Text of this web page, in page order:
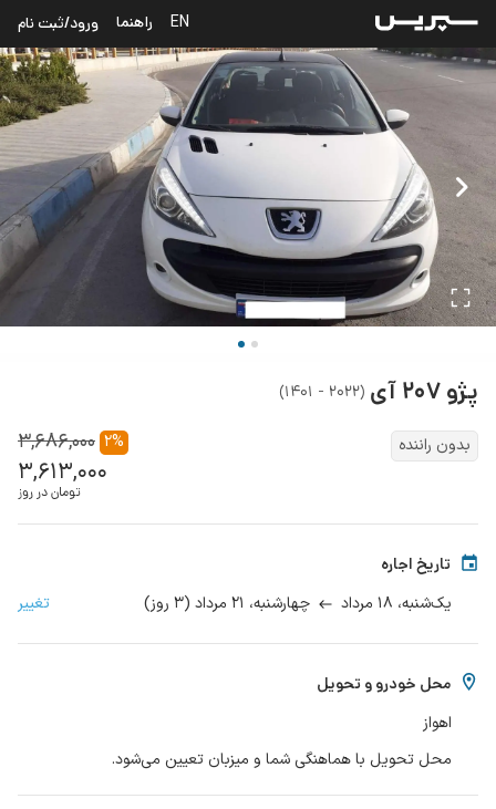
EN راهنما ورود/ثبت نام
پژو۲۰۷ آی (۲۰۲۲ - ۱۴۰۱ )
بدون راننده ۲% ۳,۶۸۶,۰۰۰
۳,۶۱۳,۰۰۰
تومان در روز
تاریخ اجاره
یک‌شنبه، چهارشنبه، (۳ روز) تغییر
محل خودرو و تحویل
اهواز
محل تحویل با هماهنگی شما و میزبان تعیین می‌شود.